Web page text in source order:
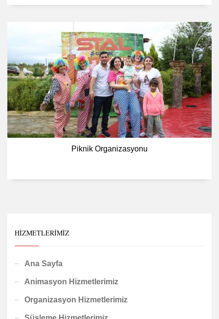
Piknik Organizasyonu
HIZMETLERIMIZ
Ana Sayfa
Animasyon Hizmetlerimiz
Organizasyon Hizmetlerimiz